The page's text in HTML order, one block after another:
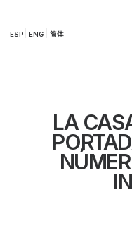
ESP ENG 简体
LA